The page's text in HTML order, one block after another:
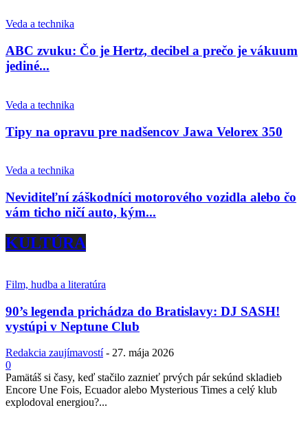
Veda a technika
ABC zvuku: Čo je Hertz, decibel a prečo je vákuum
jediné...
Veda a technika
Tipy na opravu pre nadšencov Jawa Velorex 350
Veda a technika
Neviditeľní záškodníci motorového vozidla alebo čo
vám ticho ničí auto, kým...
KULTÚRA
Film, hudba a literatúra
90’s legenda prichádza do Bratislavy: DJ SASH!
vystúpi v Neptune Club
Redakcia zaujímavostí - 27. mája 2026
0
Pamätáš si časy, keď stačilo zaznieť prvých pár sekúnd skladieb
Encore Une Fois, Ecuador alebo Mysterious Times a celý klub
explodoval energiou?...